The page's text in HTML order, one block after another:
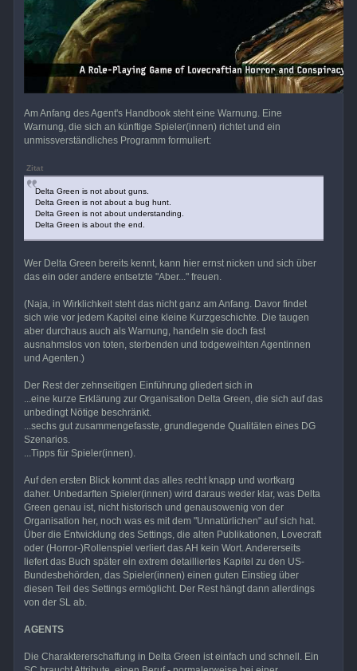
Am Anfang des Agent's Handbook steht eine Warnung. Eine
Warnung, die sich an künftige Spieler(innen) richtet und ein
unmissverständliches Programm formuliert:
Zitat
Delta Green is not about guns.
Delta Green is not about a bug hunt.
Delta Green is not about understanding.
Delta Green is about the end.
Wer Delta Green bereits kennt, kann hier ernst nicken und sich über
das ein oder andere entsetzte "Aber..." freuen.
(Naja, in Wirklichkeit steht das nicht ganz am Anfang. Davor findet
sich wie vor jedem Kapitel eine kleine Kurzgeschichte. Die taugen
aber durchaus auch als Warnung, handeln sie doch fast
ausnahmslos von toten, sterbenden und todgeweihten Agentinnen
und Agenten.)
Der Rest der zehnseitigen Einführung gliedert sich in
...eine kurze Erklärung zur Organisation Delta Green, die sich auf das
unbedingt Nötige beschränkt.
...sechs gut zusammengefasste, grundlegende Qualitäten eines DG
Szenarios.
...Tipps für Spieler(innen).
Auf den ersten Blick kommt das alles recht knapp und wortkarg
daher. Unbedarften Spieler(innen) wird daraus weder klar, was Delta
Green genau ist, nicht historisch und genausowenig von der
Organisation her, noch was es mit dem "Unnatürlichen" auf sich hat.
Über die Entwicklung des Settings, die alten Publikationen, Lovecraft
oder (Horror-)Rollenspiel verliert das AH kein Wort. Andererseits
liefert das Buch später ein extrem detailliertes Kapitel zu den US-
Bundesbehörden, das Spieler(innen) einen guten Einstieg über
diesen Teil des Settings ermöglicht. Der Rest hängt dann allerdings
von der SL ab.
AGENTS
Die Charaktererschaffung in Delta Green ist einfach und schnell. Ein